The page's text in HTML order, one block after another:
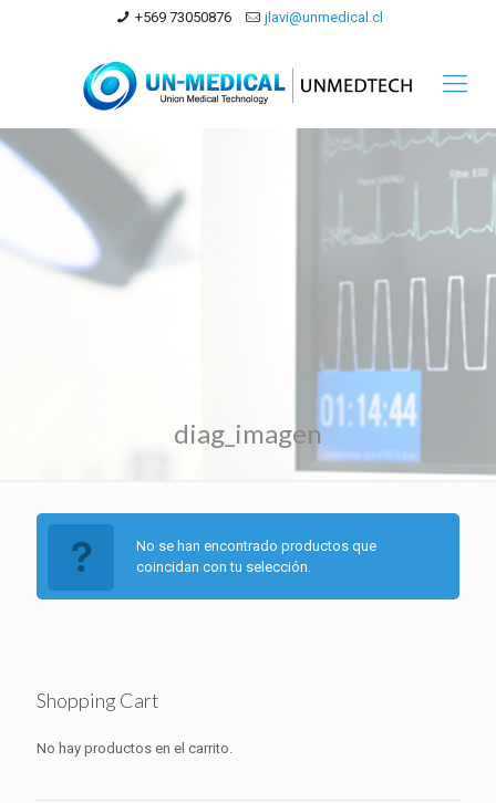
+569 73050876 jlavi@unmedical.cl
diag_imagen
No se han encontrado productos que
coincidan con tu selección.
Shopping Cart
No hay productos en el carrito.